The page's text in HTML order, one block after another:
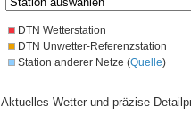
DTN Wetterstation
DTN Unwetter-Referenzstation
Station anderer Netze (Quelle)
Aktuelles Wetter und präzise